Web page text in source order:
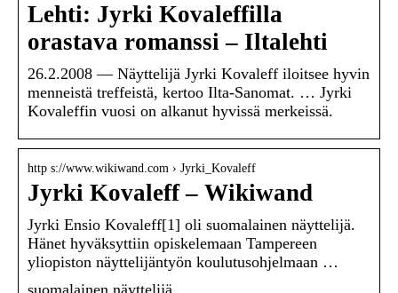
Lehti: Jyrki Kovaleffilla
orastava romanssi – Iltalehti
26.2.2008 — Näyttelijä Jyrki Kovaleff iloitsee hyvin
menneistä treffeistä, kertoo Ilta-Sanomat. … Jyrki
Kovaleffin vuosi on alkanut hyvissä merkeissä.
http s://www.wikiwand.com › Jyrki_Kovaleff
Jyrki Kovaleff – Wikiwand
Jyrki Ensio Kovaleff[1] oli suomalainen näyttelijä.
Hänet hyväksyttiin opiskelemaan Tampereen
yliopiston näyttelijäntyön koulutusohjelmaan …